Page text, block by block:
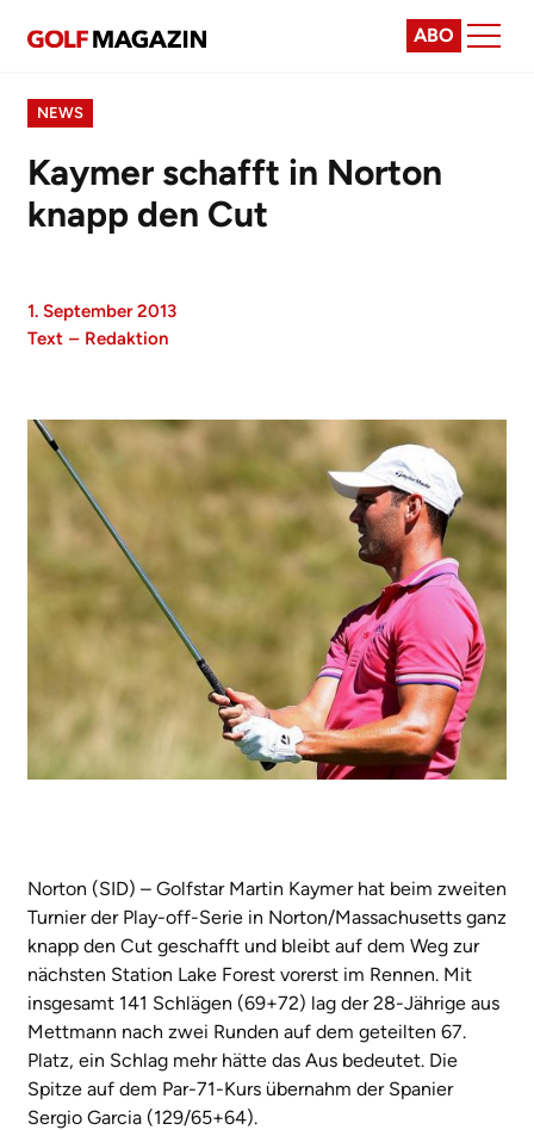
ABO
NEWS
Kaymer schafft in Norton
knapp den Cut
1. September 2013
Text – Redaktion
Norton (SID) – Golfstar Martin Kaymer hat beim zweiten
Turnier der Play-off-Serie in Norton/Massachusetts ganz
knapp den Cut geschafft und bleibt auf dem Weg zur
nächsten Station Lake Forest vorerst im Rennen. Mit
insgesamt 141 Schlägen (69+72) lag der 28-Jährige aus
Mettmann nach zwei Runden auf dem geteilten 67.
Platz, ein Schlag mehr hätte das Aus bedeutet. Die
Spitze auf dem Par-71-Kurs übernahm der Spanier
Sergio Garcia (129/65+64).